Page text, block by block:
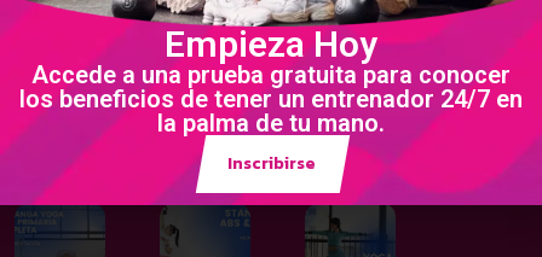
Política de privacidad
Términos y condiciones
Galería
Empieza Hoy
Accede a una prueba gratuita para conocer
los beneficios de tener un entrenador 24/7 en
la palma de tu mano.
Inscribirse